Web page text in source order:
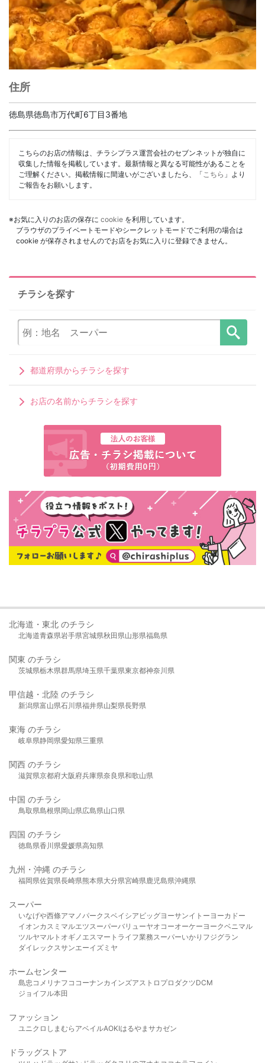
住所
徳島県徳島市万代町6丁目3番地
こちらのお店の情報は、チラシプラス運営会社のセブンネットが独自に
収集した情報を掲載しています。最新情報と異なる可能性があることを
ご理解ください。掲載情報に間違いがございましたら、「 こちら 」より
ご報告をお願いします。
※お気に入りのお店の保存に cookie を利用しています。
ブラウザのプライベートモードやシークレットモードでご利用の場合は
cookie が保存されませんのでお店をお気に入りに登録できません。
チラシを探す
都道府県からチラシを探す
お店の名前からチラシを探す
北海道・東北 のチラシ
北海道青森県岩手県宮城県秋田県山形県福島県
関東 のチラシ
茨城県栃木県群馬県埼玉県千葉県東京都神奈川県
甲信越・北陸 のチラシ
新潟県富山県石川県福井県山梨県長野県
東海 のチラシ
岐阜県静岡県愛知県三重県
関西 のチラシ
滋賀県京都府大阪府兵庫県奈良県和歌山県
中国 のチラシ
鳥取県島根県岡山県広島県山口県
四国 のチラシ
徳島県香川県愛媛県高知県
九州・沖縄 のチラシ
福岡県佐賀県長崎県熊本県大分県宮崎県鹿児島県沖縄県
スーパー
いなげや西條アマノパークスベイシア ビッグヨーサンイトーヨーカドー
イオンカスミ マルエツスーパーバリューヤオコーオーケー ヨークベニマル
ツルヤマルト オギノ エスマート ライフ業務スーパーいかり フジグラン
ダイレックスサンエーイズミヤ
ホームセンター
島忠 コメリ ナフコ コーナンカインズアストロプロダクツDCM
ジョイフル本田
ファッション
ユニクロ しまむら アベイルAOKIはるやま サカゼン
ドラッグストア